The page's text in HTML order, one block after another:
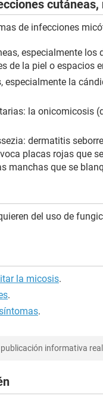
de infecciones
especialmente los
de la piel o espacios
especialmente la
la onicomicosis
dermatitis
placas rojas que
manchas que se
del uso de
la micosis.
.
.
informativa